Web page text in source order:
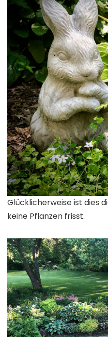
Glücklicherweise ist dies
keine Pflanzen frisst.